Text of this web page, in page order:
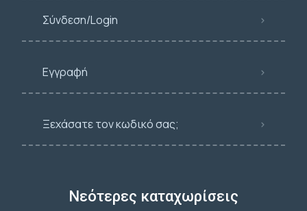
Σύνδεση/Login
Εγγραφή
Ξεχάσατε τον κωδικό σας;
Νεότερες καταχωρίσεις